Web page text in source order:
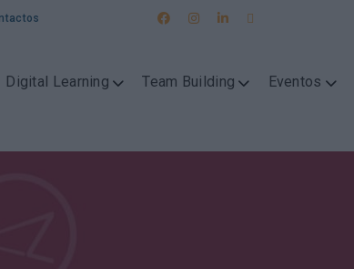
Digital Learning Team Building Eventos